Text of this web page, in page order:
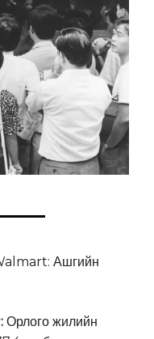
Ашгийн
Орлого жилийн